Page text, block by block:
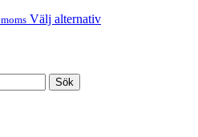
Välj alternativ
Sök